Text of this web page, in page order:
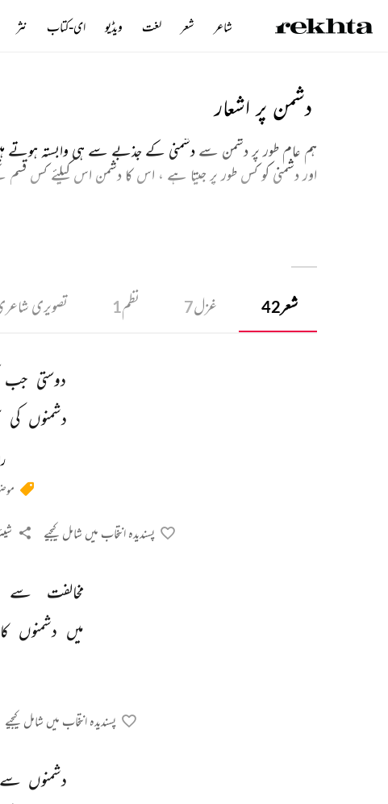
دشمن پر اشعار
ہم عام طور پر دشمن سےدشمنی کے جذبے سے ہی وابستہ
اور دشمنی کو کس طور پر جیتا ہے ، اس کا دشمن اس کیلئے کس
شعر42 غزل7 نظم1 تصویری
دوستی جب
دشمنوں کی
پسندیدہ انتخاب میں شامل کیجیے
مخالفت سے
میں دشمنوں کا
پسندیدہ انتخاب میں شامل کیجیے
دشمنوں سے
شاعر شعر لغت ویڈیو ای-کتاب نثر